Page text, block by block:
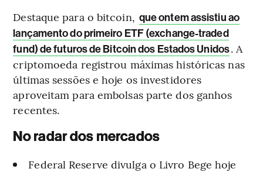
Destaque para o bitcoin, que ontem assistiu ao
lançamento do primeiro ETF (exchange-traded
fund) de futuros de Bitcoin dos Estados Unidos. A
criptomoeda registrou máximas históricas nas
últimas sessões e hoje os investidores
aproveitam para embolsas parte dos ganhos
recentes.
No radar dos mercados
Federal Reserve divulga o Livro Bege hoje